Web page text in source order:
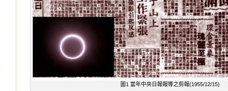
圖1 當年中央日報報導之剪報(1955/12/15)